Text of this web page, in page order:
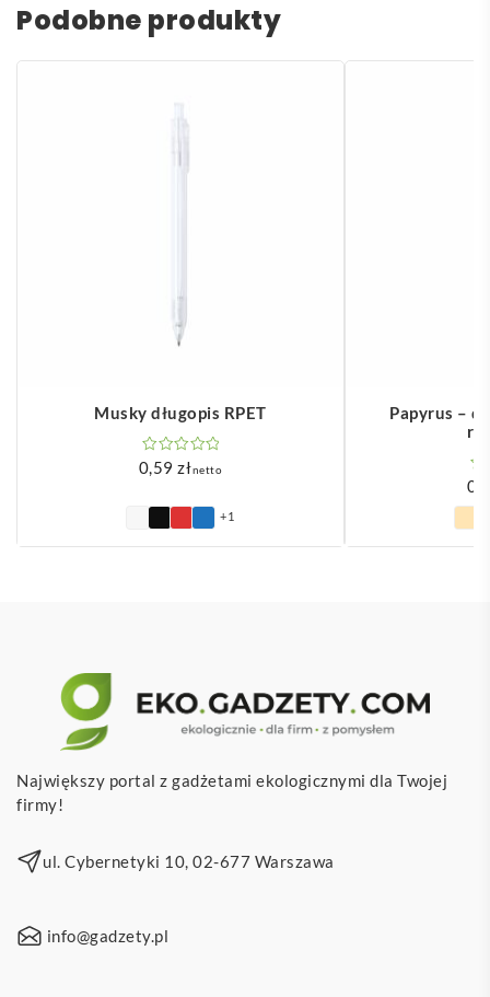
Podobne produkty
Musky długopis RPET
0,59złnetto
+1
Papyrus –
Największy portal z gadżetami ekologicznymi dla Twojej
firmy!
ul. Cybernetyki 10, 02-677 Warszawa
info@gadzety.pl